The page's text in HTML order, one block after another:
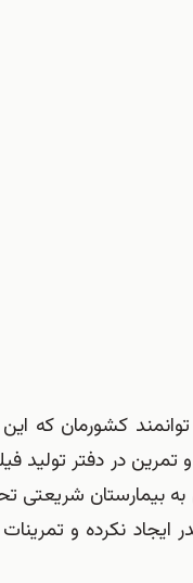
توانمند کشورمان که
و تمرین در دفتر
بیمارستان شریعتی
ایجاد نکرده و